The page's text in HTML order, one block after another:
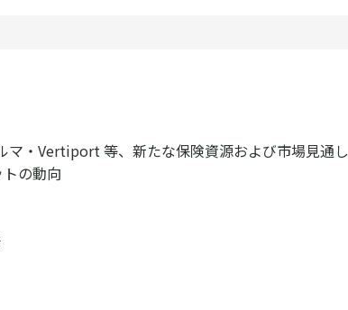
マ・Vertiport 等、新たな保険資源および市場見通し
の動向